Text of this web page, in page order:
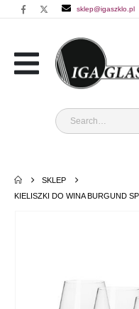
sklep@igaszklo.pl
SKLEP
KIELISZKI DO WINA BURGUND